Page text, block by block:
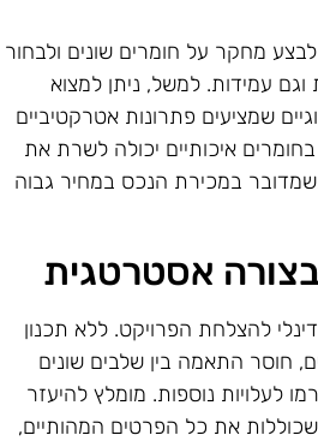
מחקר על חומרים שונים ולבחור
עמידות. למשל, ניתן למצוא
שמציעים פתרונות אטרקטיביים
איכותיים יכולה לשרת את
במכירת הנכס במחיר גבוה
אסטרטגית
להצלחת הפרויקט. ללא תכנון
חוסר התאמה בין שלבים שונים
לעלויות נוספות. מומלץ להיעזר
את כל הפרטים המהותיים,